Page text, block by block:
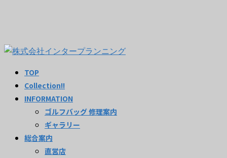
TOP
Collection!!
INFORMATION
ゴルフバッグ 修理案内
ギャラリー
総合案内
直営店